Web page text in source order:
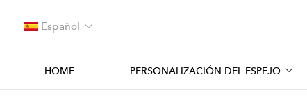
Español
HOME PERSONALIZACIÓN DEL ESPEJO